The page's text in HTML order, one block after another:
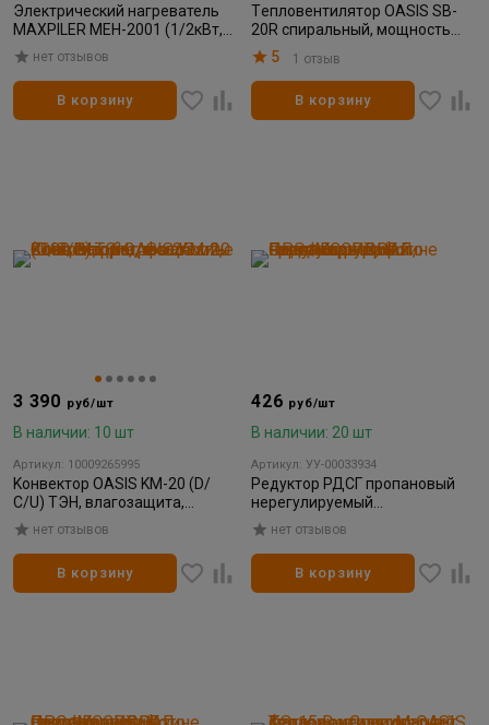
Электрический нагреватель
MAXPILER MEH-2001 (1/2кВт,
произв 180м³/ч, площ обогр,
20м²)
нет отзывов
В корзину
Tепловентилятор OASIS SB-
20R спиральный, мощность
2000Вт, обогрев 20м2
5 1 отзыв
В корзину
3 390 руб/шт
В наличии: 10 шт
Артикул: 10009265995
Kонвектор OASIS KM-20 (D/
С/U) ТЭН, влагозащита,
мощность 2000 Вт, обогрев 25
м2
нет отзывов
В корзину
426 руб/шт
В наличии: 20 шт
Артикул: УУ-00033934
Редуктор РДСГ пропановый
нерегулируемый
ПРОФЕССИОНАЛ
нет отзывов
В корзину